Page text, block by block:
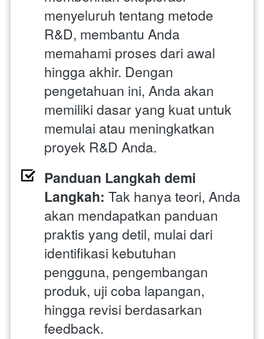
menyeluruh tentang metode
R&D, membantu Anda
memahami proses dari awal
hingga akhir. Dengan
pengetahuan ini, Anda akan
memiliki dasar yang kuat untuk
memulai atau meningkatkan
proyek R&D Anda.
Panduan Langkah demi
Langkah: Tak hanya teori, Anda
akan mendapatkan panduan
praktis yang detil, mulai dari
identifikasi kebutuhan
pengguna, pengembangan
produk, uji coba lapangan,
hingga revisi berdasarkan
feedback.